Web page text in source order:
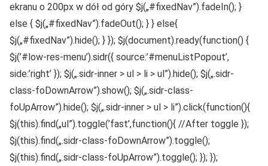
ekranu o 200px w dół od góry $j(„#fixedNav”).fadeIn(); }
else { $j(„#fixedNav”).fadeOut(); } } else{
$j(„#fixedNav”).hide(); } }); $j(document).ready(function() {
$j(’#low-res-menu’).sidr({ source:’#menuListPopout’,
side:’right’ }); $j(„.sidr-inner > ul > li > ul”).hide(); $j(„.sidr-
class-foDownArrow”).show(); $j(„.sidr-class-
foUpArrow”).hide(); $j(„.sidr-inner > ul > li”).click(function(){
$j(this).find(„ul”).toggle(’fast’,function(){ //After toggle });
$j(this).find(„.sidr-class-foDownArrow”).toggle();
$j(this).find(„.sidr-class-foUpArrow”).toggle(); }); });